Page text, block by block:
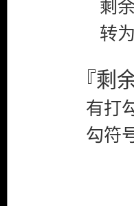
剩
转
『剩
有打
勾符